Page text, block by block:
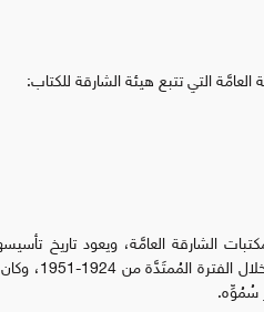
التي تتبع هيئة الشارقة للكتاب:
القاسمي
سُمُوِّه.